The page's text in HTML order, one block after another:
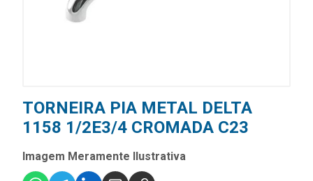
TORNEIRA PIA METAL DELTA
1158 1/2E3/4 CROMADA C23
Imagem Meramente Ilustrativa